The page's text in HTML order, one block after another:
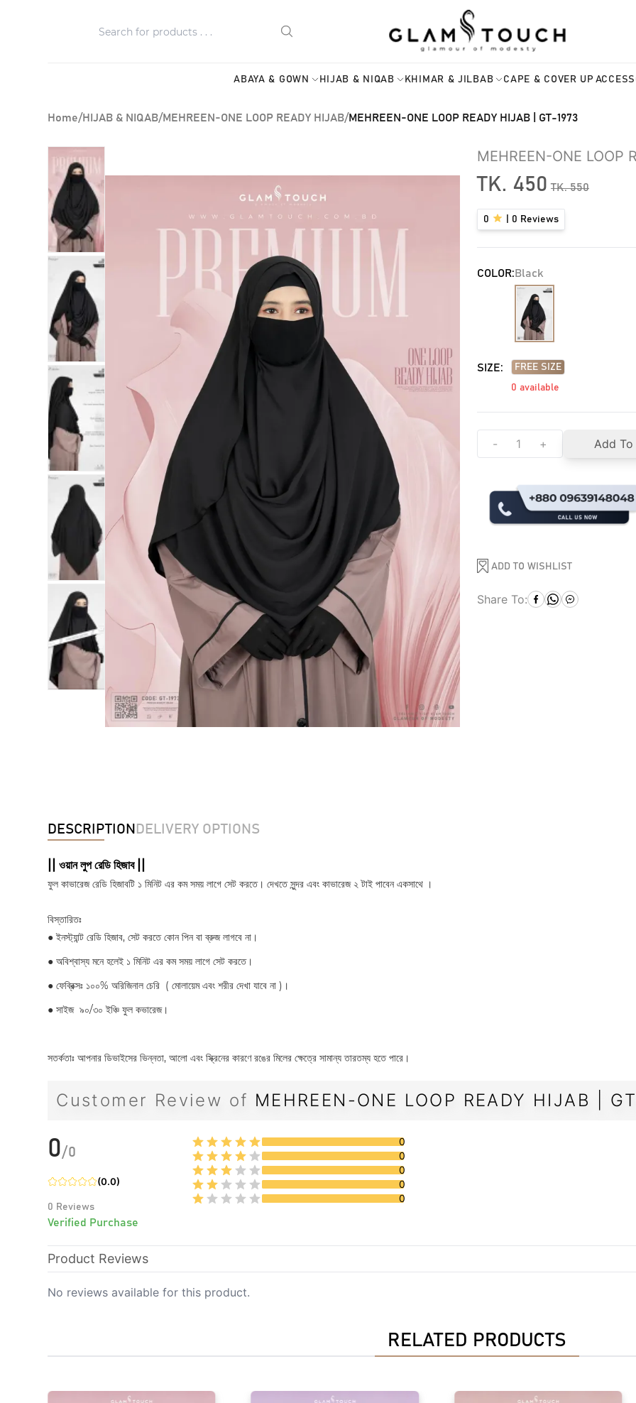
ABAYA & GOWN HIJAB & NIQAB KHIMAR & JILBAB CAPE & COVER UP
Home/HIJAB & NIQAB/MEHREEN-ONE LOOP READY HIJAB/MEHREEN-ONE LOOP READY HIJAB | GT-1973
MEHREEN-ONE LOOP
TK. 450 TK.550
0 0 Reviews
COLOR: Black
SIZE: FREE SIZE
0 available
- + Add
ADD TO WISHLIST
Share To:
DESCRIPTION DELIVERY OPTIONS
|| ওয়ান লুপ রেডি হিজাব ||
ফুল কাভারেজ রেডি হিজাবটি ১ মিনিট এর কম সময় লাগে সেট করতে। দেখতে সুন্দর এবং কাভারেজ ২ টাই পাবেন একসাথে ।
বিস্তারিতঃ
●ইনস্ট্যান্ট রেডি হিজাব, সেট করতে কোন পিন বা ব্রুজ লাগবে না।
● অবিশ্বাস্য মনে হলেই ১ মিনিট এর কম সময় লাগে সেট করতে।
● ফেব্রিক্সঃ ১০০% অরিজিনাল চেরি ( মোলায়েম এবং শরীর দেখা যাবে না )।
● সাইজ ৯০/৩০ ইঞ্চি ফুল কভারেজ।
সতর্কতাঃ আপনার ডিভাইসের ভিন্নতা, আলো এবং স্ক্রিনের কারণে রঙের মিলের ক্ষেত্রে সামান্য তারতম্য হতে পারে।
Customer Review of MEHREEN-ONE LOOP READY HIJAB |
0/0
(0.0)
0 Reviews
Verified Purchase
0
0
0
0
0
Product Reviews
No reviews available for this product.
RELATED PRODUCTS